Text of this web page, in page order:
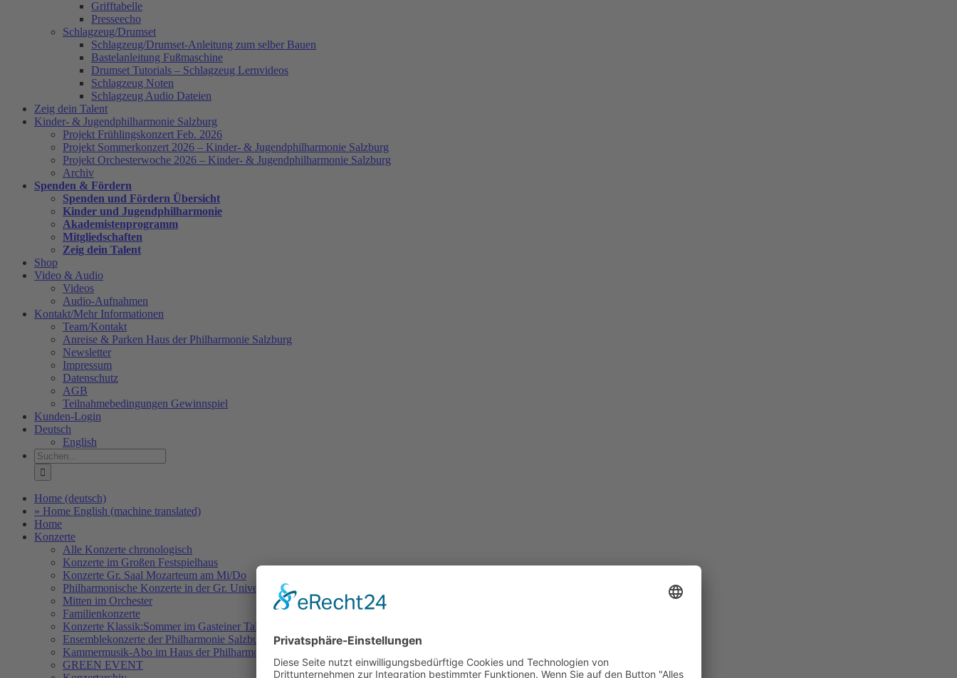
Grifftabelle
Presseecho
Schlagzeug/Drumset
Schlagzeug/Drumset-Anleitung zum selber Bauen
Bastelanleitung Fußmaschine
Drumset Tutorials – Schlagzeug Lernvideos
Schlagzeug Noten
Schlagzeug Audio Dateien
Zeig dein Talent
Kinder- & Jugendphilharmonie Salzburg
Projekt Frühlingskonzert Feb. 2026
Projekt Sommerkonzert 2026 – Kinder- & Jugendphilharmonie Salzburg
Projekt Orchesterwoche 2026 – Kinder- & Jugendphilharmonie Salzburg
Archiv
Spenden & Fördern
Spenden und Fördern Übersicht
Kinder und Jugendphilharmonie
Akademistenprogramm
Mitgliedschaften
Zeig dein Talent
Shop
Video & Audio
Videos
Audio-Aufnahmen
Kontakt/Mehr Informationen
Team/Kontakt
Anreise & Parken Haus der Philharmonie Salzburg
Newsletter
Impressum
Datenschutz
AGB
Teilnahmebedingungen Gewinnspiel
Kunden-Login
Deutsch
English
Suche
nach:
Home (deutsch)
» Home English (machine translated)
Home
Konzerte
Alle Konzerte chronologisch
Konzerte im Großen Festspielhaus
Konzerte Gr. Saal Mozarteum am Mi/Do
Philharmonische Konzerte in der Gr. Universitätsaula Sa und So
Mitten im Orchester
Familienkonzerte
Konzerte Klassik:Sommer im Gasteiner Tal
Ensemblekonzerte der Philharmonie Salzburg
Kammermusik-Abo im Haus der Philharmonie
GREEN EVENT